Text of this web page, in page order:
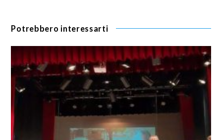
Potrebbero interessarti